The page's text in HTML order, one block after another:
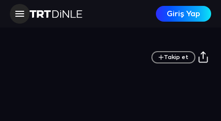
Giriş Yap
Takip et